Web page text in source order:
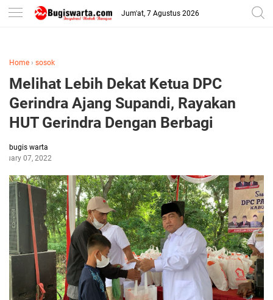
-->
Jum'at, 7 Agustus 2026
Home › sosok
Melihat Lebih Dekat Ketua DPC
Gerindra Ajang Supandi, Rayakan
HUT Gerindra Dengan Berbagi
bugis warta
07, 2022